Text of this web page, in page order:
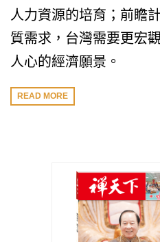
人力資源的培育；前瞻
質需求，台灣需要更宏
人心的經濟願景。
READ MORE